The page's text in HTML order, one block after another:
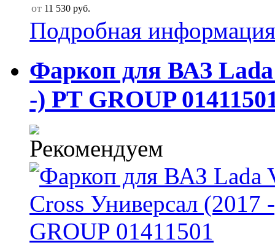
от 11 530 руб.
Подробная информация
Фаркоп для ВАЗ Lada
-) PT GROUP